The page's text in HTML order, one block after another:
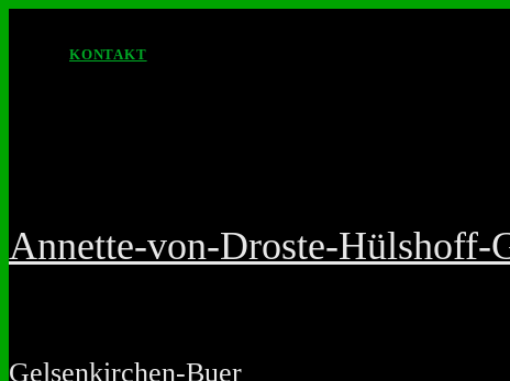
KONTAKT
Annette-von-Droste-Hülshoff-
Gelsenkirchen-Buer